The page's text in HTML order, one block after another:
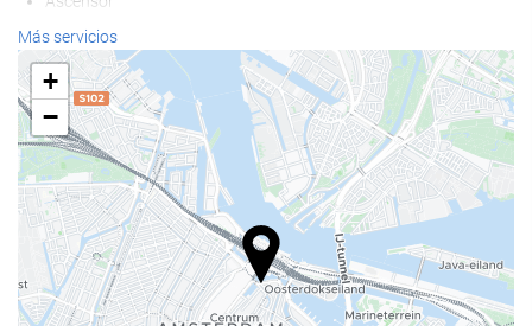
Adaptado para personas con movilidad reducida
Habitaciones No fumadores
Bienestar
Solarium
Spa
Hammam
Sauna
Servicio de masaje
Más servicios
+
−